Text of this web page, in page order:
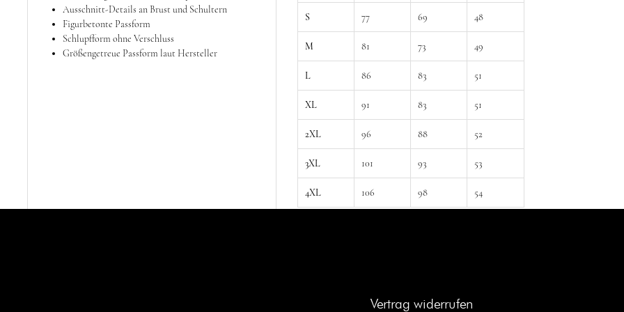
Ausschnitt-Details an Brust und Schultern
Figurbetonte Passform
Schlupfform ohne Verschluss
Größengetreue Passform laut Hersteller
S 77 69 48
M 81 73 49
L 86 83 51
XL 91 83 51
2XL 96 88 52
3XL 101 93 53
4XL 106 98 54
Vertrag widerrufen